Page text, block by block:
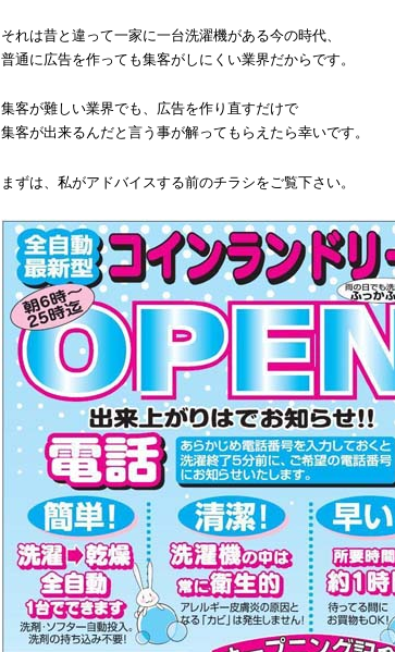
それは昔と違って一家に一台洗濯機がある今の時代、
普通に広告を作っても集客がしにくい業界だからです。
集客が難しい業界でも、広告を作り直すだけで
集客が出来るんだと言う事が解ってもらえたら幸いです。
まずは、私がアドバイスする前のチラシをご覧下さい。